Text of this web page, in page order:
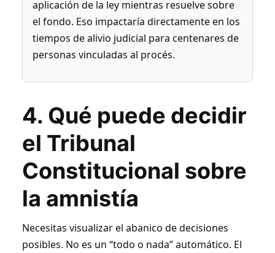
aplicación de la ley mientras resuelve sobre
el fondo. Eso impactaría directamente en los
tiempos de alivio judicial para centenares de
personas vinculadas al procés.
4. Qué puede decidir
el Tribunal
Constitucional sobre
la amnistía
Necesitas visualizar el abanico de decisiones
posibles. No es un “todo o nada” automático. El